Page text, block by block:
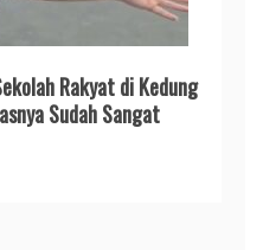
Rakyat di Kedung
Sudah Sangat